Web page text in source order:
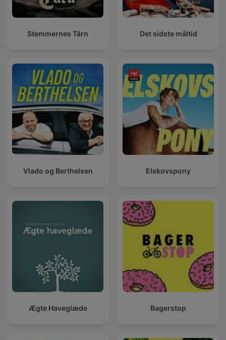
Stemmernes Tårn Det sidste måltid
Vlado og Berthelsen Elskovspony
Ægte Haveglæde Bagerstop